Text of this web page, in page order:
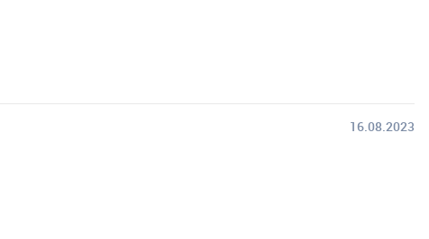
16.08.2023